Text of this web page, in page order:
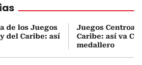
de los Juegos
del Caribe: así
Juegos
Caribe: así va
medallero